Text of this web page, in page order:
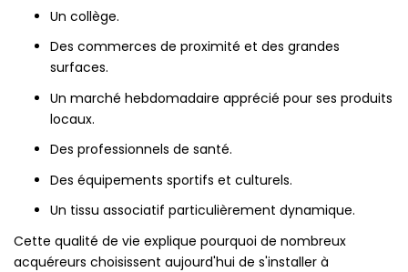
Un collège.
Des commerces de proximité et des grandes
surfaces.
Un marché hebdomadaire apprécié pour ses produits
locaux.
Des professionnels de santé.
Des équipements sportifs et culturels.
Un tissu associatif particulièrement dynamique.
Cette qualité de vie explique pourquoi de nombreux
acquéreurs choisissent aujourd'hui de s'installer à